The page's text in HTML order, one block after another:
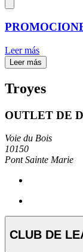
Leer más
Leer más
Troyes
OUTLET DE
Voie du Bois
10150
Pont Sainte Marie
CLUB DE